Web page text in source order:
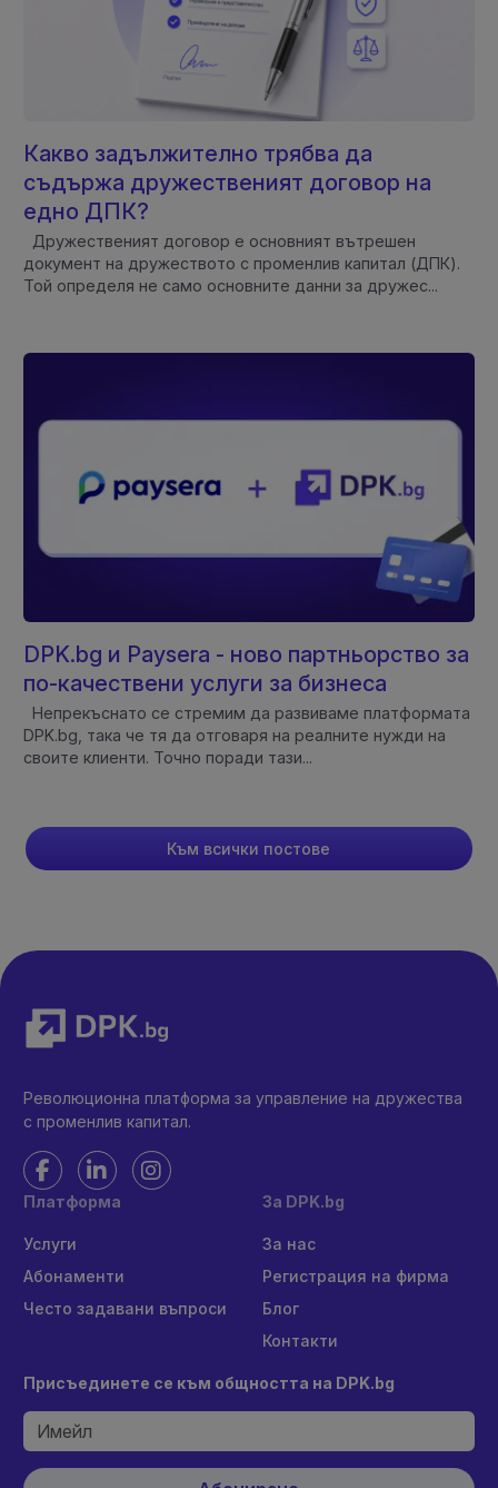
Какво задължително трябва да
съдържа дружественият договор на
едно ДПК?
Дружественият договор е основният вътрешен
документ на дружеството с променлив капитал (ДПК).
Той определя не само основните данни за дружес...
DPK.bg и Paysera - ново партньорство за
по-качествени услуги за бизнеса
Непрекъснато се стремим да развиваме платформата
DPK.bg, така че тя да отговаря на реалните нужди на
своите клиенти. Точно поради тази...
Към всички постове
Революционна платформа за управление на дружества
с променлив капитал.
Платформа
Услуги
Абонаменти
Често задавани въпроси
За DPK.bg
За нас
Регистрация на фирма
Блог
Контакти
Присъединете се към общността на DPK.bg